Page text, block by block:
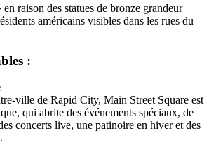
raison des statues de bronze grandeur
américains visibles dans les rues du
:
ville de Rapid City, Main Street Square est
qui abrite des événements spéciaux, de
concerts live, une patinoire en hiver et des